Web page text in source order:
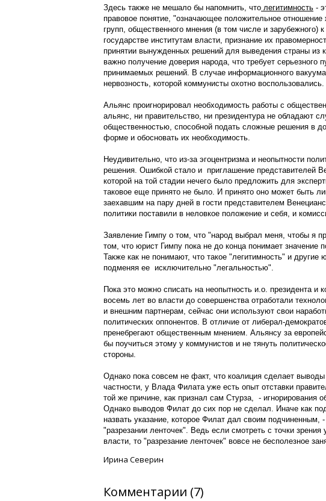
Здесь также не мешало бы напомнить, что легитимность -
правовое понятие, "означающее положительное
групп, общественного мнения (в том числе и зарубежного)
государстве институтам власти, признание их
принятии вынужденных решений для выведения страны из
важно получение доверия народа, что требует серьезного
принимаемых решений. В случае информационного
нервозность, которой коммунисты охотно воспользовались.
Альянс проигнорировал необходимость работы с
альянс, ни правительство, ни президентура не обладают
общественностью, способной подать сложные решения в
форме и обосновать их необходимость.
Неудивительно, что из-за эгоцентризма и неопытности
решения. Ошибкой стало и приглашение представителей
которой на той стадии нечего было предложить для
таковое еще принято не было. И принято оно может быть
заехавшим на пару дней в гости представителем
политики поставили в неловкое положение и себя, и
Заявление Гимпу о том, что "народ выбрал меня, чтобы я
том, что юрист Гимпу пока не до конца понимает значение
Также как не понимают, что такое "легитимность" и другие
подменяя ее исключительно "легальностью".
Пока это можно списать на неопытность и.о. президента и
восемь лет во власти до совершенства отработали
и внешним партнерам, сейчас они используют свои
политических оппонентов. В отличие от либерал-
пренебрегают общественным мнением. Альянсу за
бы поучиться этому у коммунистов и не тянуть
стороны.
Однако пока совсем не факт, что коалиция сделает
частности, у Влада Филата уже есть опыт отставки
той же причине, как признал сам Стурза, - игнорирования
Однако выводов Филат до сих пор не сделал. Иначе как
назвать указание, которое Филат дал своим подчиненным,
"разрезании ленточек". Ведь если смотреть с точки зрения
власти, то "разрезание ленточек" вовсе не бесполезное
Ирина Северин
Комментарии (7)